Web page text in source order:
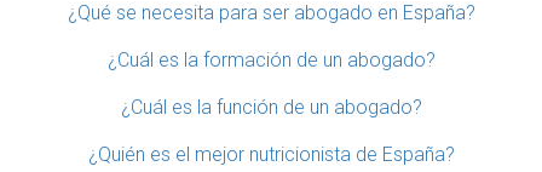
¿Qué se necesita para ser abogado en España?
¿Cuál es la formación de un abogado?
¿Cuál es la función de un abogado?
¿Quién es el mejor nutricionista de España?